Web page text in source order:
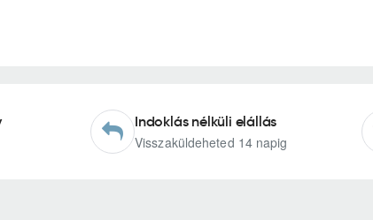
Indoklás nélküli elállás
Visszaküldeheted 14 napig